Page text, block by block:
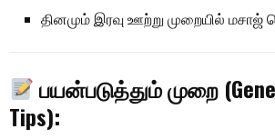
தினமும் இரவு ஊற்று முறையில் மசாஜ்
பயன்படுத்தும் முறை
Tips):